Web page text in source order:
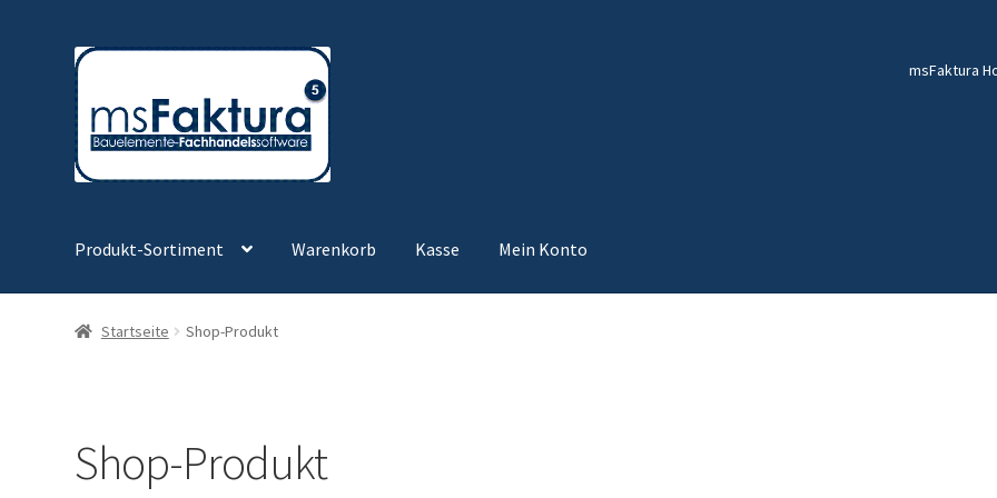
Zur
Navigation
springen
Zum
Inhalt
springen
msFaktura
Produkt-Sortiment Warenkorb Kasse Mein Konto
Startseite Shop-Produkt
Shop-Produkt